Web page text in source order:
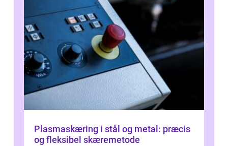
Plasmaskæring i stål og metal: præcis
og fleksibel skæremetode